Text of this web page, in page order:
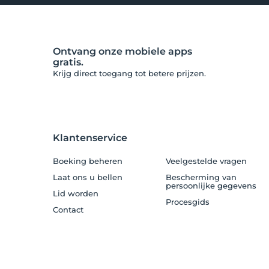
Ontvang onze mobiele apps
gratis.
Krijg direct toegang tot betere prijzen.
Klantenservice
Boeking beheren
Laat ons u bellen
Lid worden
Contact
Veelgestelde vragen
Bescherming van
persoonlijke gegevens
Procesgids